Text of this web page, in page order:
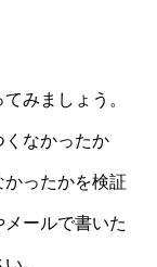
みましょう。
くなかったか
ったかを検証
ールで書いた